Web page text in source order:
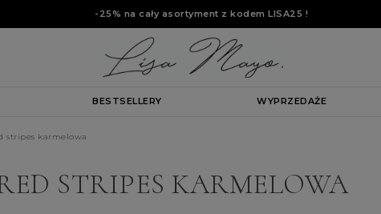
-25% na cały asortyment z kodem LISA25 !
BESTSELLERY WYPRZEDAŻE
stripes karmelowa
STRIPES KARMELOWA